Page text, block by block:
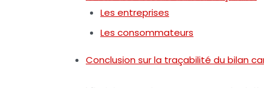
Les entreprises
Les consommateurs
Conclusion sur la traçabilité du bilan